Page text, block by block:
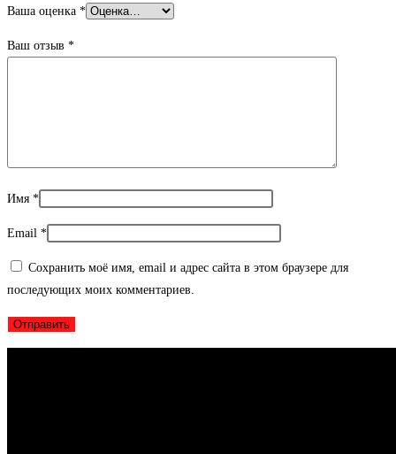
Ваша оценка *
Ваш отзыв *
Имя *
Email *
Сохранить моё имя, email и адрес сайта в этом браузере для
последующих моих комментариев.